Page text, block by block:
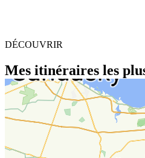
DÉCOUVRIR
Mes itinéraires les